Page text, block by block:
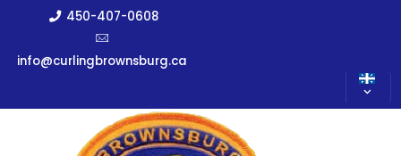
450-407-0608
info@curlingbrownsburg.ca